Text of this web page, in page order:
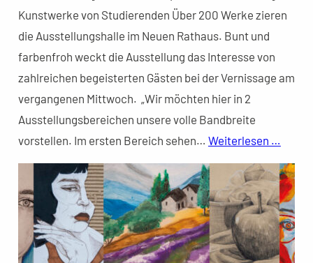
Kunstwerke von Studierenden Über 200 Werke zieren
die Ausstellungshalle im Neuen Rathaus. Bunt und
farbenfroh weckt die Ausstellung das Interesse von
zahlreichen begeisterten Gästen bei der Vernissage am
vergangenen Mittwoch. „Wir möchten hier in 2
Ausstellungsbereichen unsere volle Bandbreite
vorstellen. Im ersten Bereich sehen… Weiterlesen …